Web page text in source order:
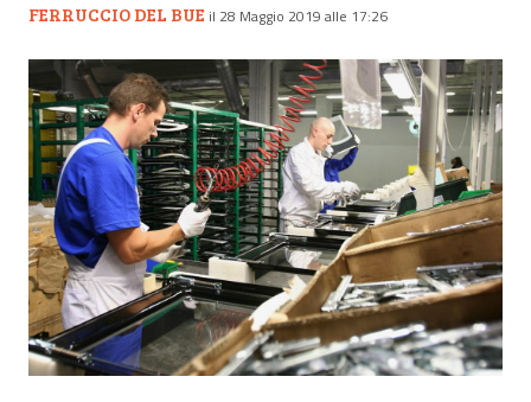
FERRUCCIO DEL BUE il 28 Maggio 2019 alle 17:26